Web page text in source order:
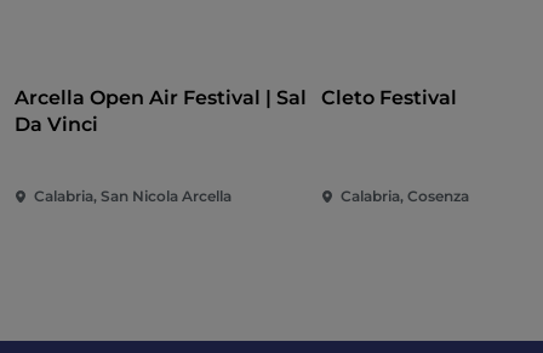
Arcella Open Air Festival | Sal
Da Vinci
Calabria, San Nicola Arcella
Cleto Festival
Calabria, Cosenza